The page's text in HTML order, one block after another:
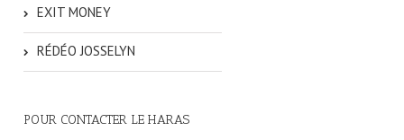
EXIT MONEY
RÉDÉO JOSSELYN
POUR CONTACTER LE HARAS